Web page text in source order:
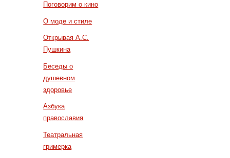
Поговорим о кино
О моде и стиле
Открывая А.С.
Пушкина
Беседы о
душевном
здоровье
Азбука
православия
Театральная
гримерка